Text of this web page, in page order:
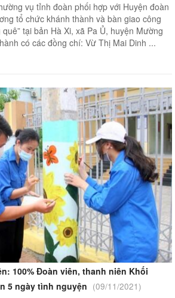
vụ tỉnh đoàn phối hợp với Huyện đoàn
tổ chức khánh thành và bàn giao công
tại bản Hà Xi, xã Pa Ủ, huyện Mường
có các đồng chí: Vừ Thị Mai Dinh ...
100% Đoàn viên, thanh niên Khối
5 ngày tình nguyện (09/11/2021)